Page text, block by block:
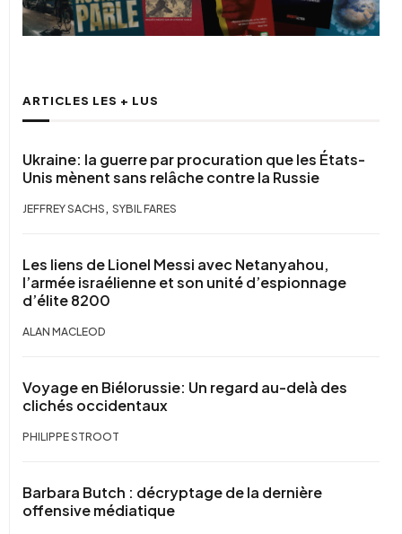
ARTICLES LES + LUS
Ukraine: la guerre par procuration que les États-
Unis mènent sans relâche contre la Russie
JEFFREY SACHS , SYBIL FARES
Les liens de Lionel Messi avec Netanyahou,
l’armée israélienne et son unité d’espionnage
d’élite 8200
ALAN MACLEOD
Voyage en Biélorussie: Un regard au-delà des
clichés occidentaux
PHILIPPE STROOT
Barbara Butch : décryptage de la dernière
offensive médiatique